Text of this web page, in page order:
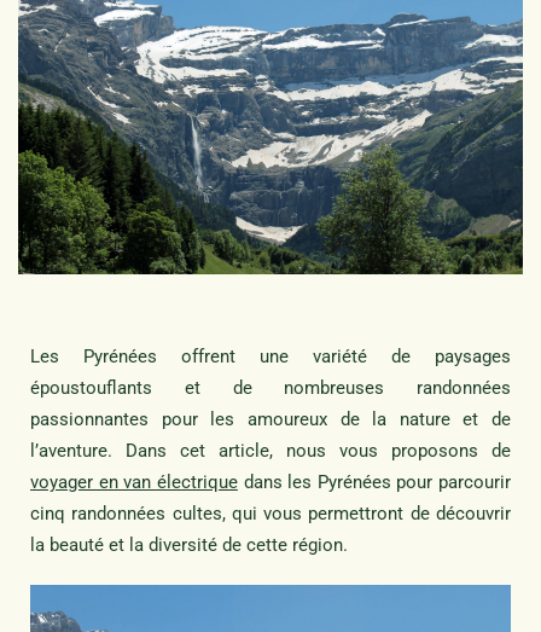
Les Pyrénées offrent une variété de paysages
époustouflants et de nombreuses randonnées
passionnantes pour les amoureux de la nature et de
l’aventure. Dans cet article, nous vous proposons de
voyager en van électrique dans les Pyrénées pour parcourir
cinq randonnées cultes, qui vous permettront de découvrir
la beauté et la diversité de cette région.